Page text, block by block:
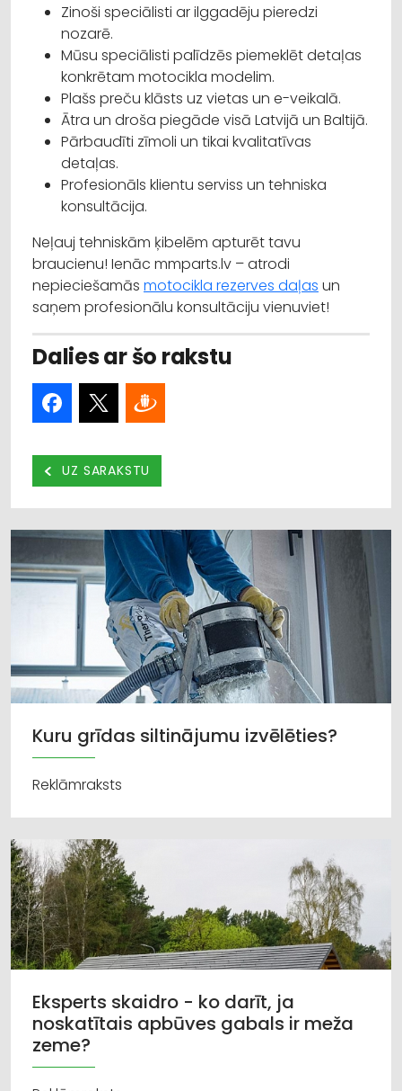
Zinoši speciālisti ar ilggadēju pieredzi
nozarē.
Mūsu speciālisti palīdzēs piemeklēt detaļas
konkrētam motocikla modelim.
Plašs preču klāsts uz vietas un e-veikalā.
Ātra un droša piegāde visā Latvijā un Baltijā.
Pārbaudīti zīmoli un tikai kvalitatīvas
detaļas.
Profesionāls klientu serviss un tehniska
konsultācija.
Neļauj tehniskām ķibelēm apturēt tavu
braucienu! Ienāc mmparts.lv – atrodi
nepieciešamās motocikla rezerves daļas un
saņem profesionālu konsultāciju vienuviet!
Dalies ar šo rakstu
UZ SARAKSTU
Kuru grīdas siltinājumu izvēlēties?
Reklāmraksts
Eksperts skaidro - ko darīt, ja
noskatītais apbūves gabals ir meža
zeme?